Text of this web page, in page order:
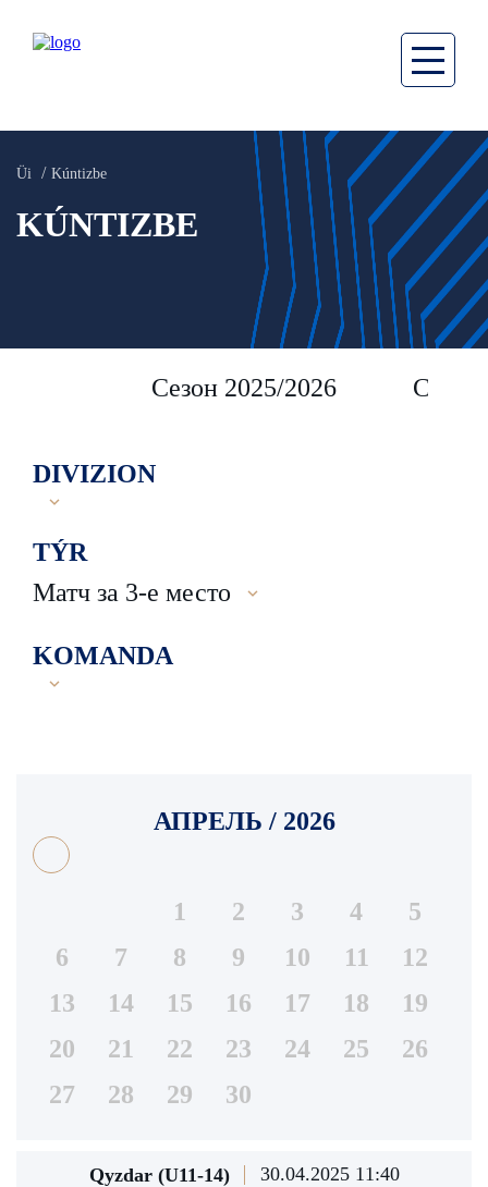
Üi Kúntizbe
KÚNTIZBE
Сезон 2025/2026 Сезон
DIVIZION
TÝR
Матч за 3-е место
KOMANDA
АПРЕЛЬ / 2026
1 2 3 4
5
6
7 8 9 10 11
12
13
14 15 16 17 18
19
20
21 22 23 24 25
26
27
28 29 30
Qyzdar (U11-14) 30.04.2025 11:40